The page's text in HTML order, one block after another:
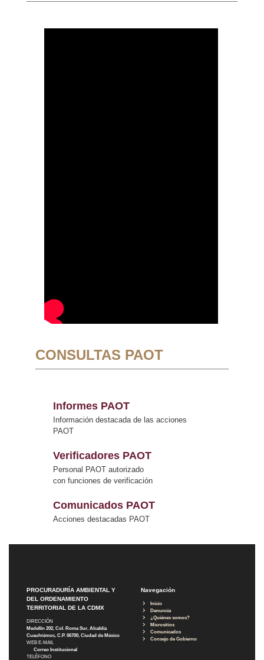
CONSULTAS PAOT
Informes PAOT
Información destacada de las acciones
PAOT
Verificadores PAOT
Personal PAOT autorizado
con funciones de verificación
Comunicados PAOT
Acciones destacadas PAOT
PROCURADURÍA AMBIENTAL Y
DEL ORDENAMIENTO
TERRITORIAL DE LA CDMX
DIRECCIÓN
Medellín 202, Col. Roma Sur, Alcaldía
Cuauhtémoc, C.P. 06700, Ciudad de México
WEB E-MAIL
Correo Institucional
TELÉFONO
Navegación
Inicio
Denuncia
¿Quiénes somos?
Micrositios
Comunicados
Consejo de Gobierno